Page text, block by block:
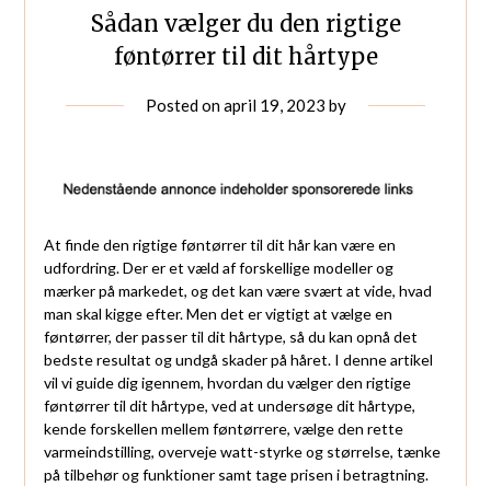
Sådan vælger du den rigtige
føntørrer til dit hårtype
Posted onapril 19, 2023 by
At finde den rigtige føntørrer til dit hår kan være en
udfordring. Der er et væld af forskellige modeller og
mærker på markedet, og det kan være svært at vide, hvad
man skal kigge efter. Men det er vigtigt at vælge en
føntørrer, der passer til dit hårtype, så du kan opnå det
bedste resultat og undgå skader på håret. I denne artikel
vil vi guide dig igennem, hvordan du vælger den rigtige
føntørrer til dit hårtype, ved at undersøge dit hårtype,
kende forskellen mellem føntørrere, vælge den rette
varmeindstilling, overveje watt-styrke og størrelse, tænke
på tilbehør og funktioner samt tage prisen i betragtning.